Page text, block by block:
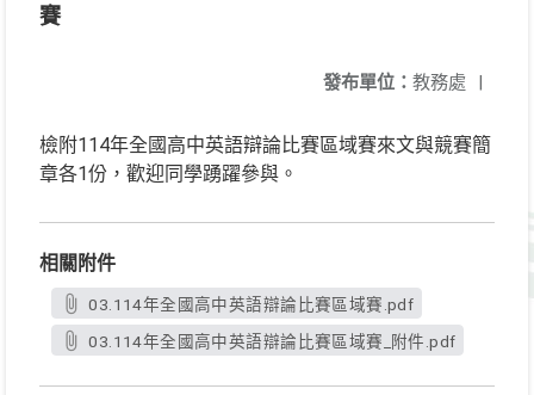
賽
發布單位： 教務處 |
檢附114年全國高中英語辯論比賽區域賽來文與競賽簡
章各1份，歡迎同學踴躍參與。
相關附件
03.114年全國高中英語辯論比賽區域賽.pdf
03.114年全國高中英語辯論比賽區域賽_附件.pdf